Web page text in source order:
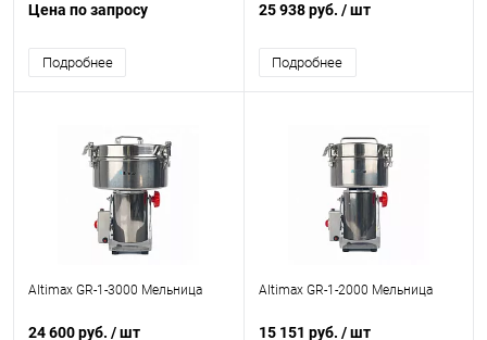
Цена по запросу
Подробнее
25 938 руб. / шт
Подробнее
Altimax GR-1-3000 Мельница
24 600 руб. / шт
Altimax GR-1-2000 Мельница
15 151 руб. / шт